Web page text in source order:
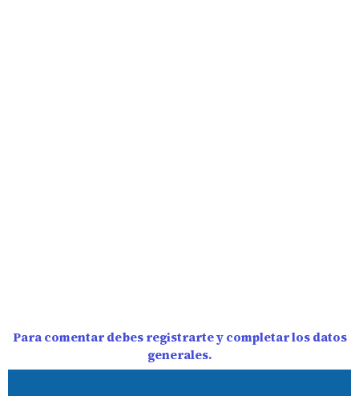
Para comentar debes registrarte y completar los datos
generales.